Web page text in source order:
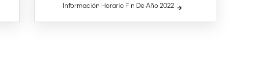
Información Horario Fin De Año 2022